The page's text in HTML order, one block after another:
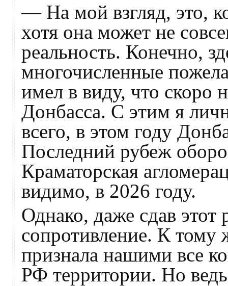
— На мой взгляд, это,
хотя она может не
реальность. Конечно,
многочисленные
имел в виду, что скоро
Донбасса. С этим я
всего, в этом году
Последний рубеж
Краматорская
видимо, в 2026 году.
Однако, даже сдав
сопротивление. К
признала нашими все
РФ территории. Но ведь